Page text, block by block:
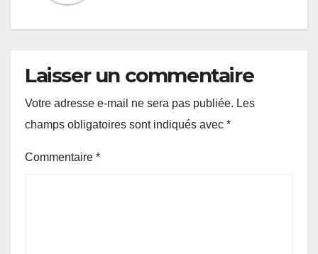
Laisser un commentaire
Votre adresse e-mail ne sera pas publiée. Les
champs obligatoires sont indiqués avec *
Commentaire *